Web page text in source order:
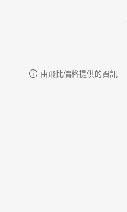
由飛比價格提供的資訊